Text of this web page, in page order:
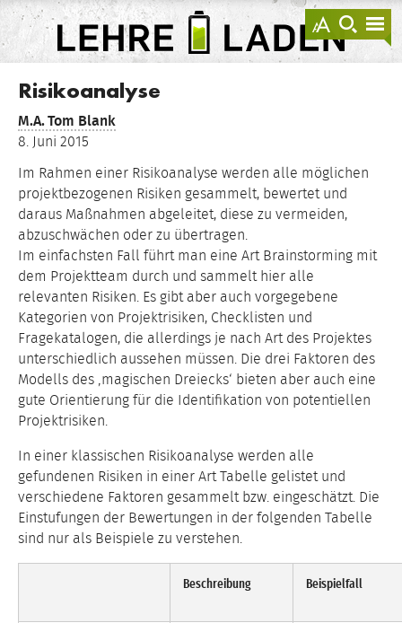
anzeigen
zur
Suche
LEHRE
Risikoanalyse
M.A.Tom Blank
8. Juni 2015
Im Rahmen einer Risikoanalyse werden alle möglichen
projektbezogenen Risiken gesammelt, bewertet und
daraus Maßnahmen abgeleitet, diese zu vermeiden,
abzuschwächen oder zu übertragen.
Im einfachsten Fall führt man eine Art Brainstorming mit
dem Projektteam durch und sammelt hier alle
relevanten Risiken. Es gibt aber auch vorgegebene
Kategorien von Projektrisiken, Checklisten und
Fragekatalogen, die allerdings je nach Art des Projektes
unterschiedlich aussehen müssen. Die drei Faktoren des
Modells des ‚magischen Dreiecks‘ bieten aber auch eine
gute Orientierung für die Identifikation von potentiellen
Projektrisiken.
In einer klassischen Risikoanalyse werden alle
gefundenen Risiken in einer Art Tabelle gelistet und
verschiedene Faktoren gesammelt bzw. eingeschätzt. Die
Einstufungen der Bewertungen in der folgenden Tabelle
sind nur als Beispiele zu verstehen.
Beschreibung Beispielfall